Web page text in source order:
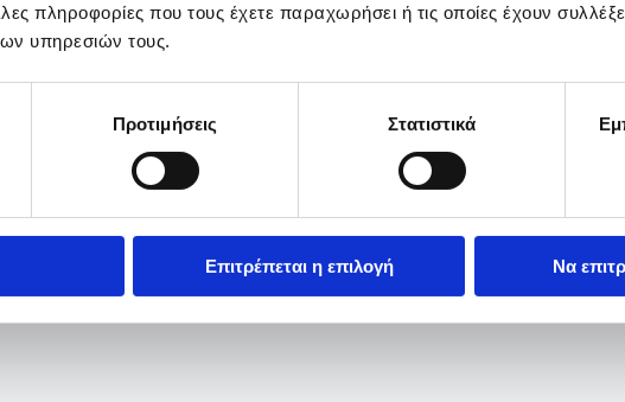
πληροφορίες που τους έχετε παραχωρήσει ή τις οποίες έχουν
υπηρεσιών τους.
Προτιμήσεις Στατιστικά
Επιτρέπεται η επιλογή Να